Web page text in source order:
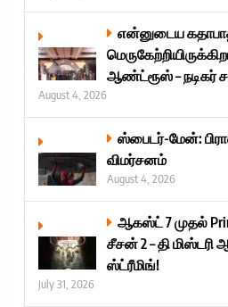
என்னுடைய
ஆண்ட்ரூஸ் – நடிகர்
August 4, 2026
ஸ்பைடர்-மேன்:
விமர்சனம்
August 4, 2026
ஆகஸ்ட் 7 முதல்
சீசன் 2 – தி
ஸ்ட்ரீமிங்!
July 31, 2026